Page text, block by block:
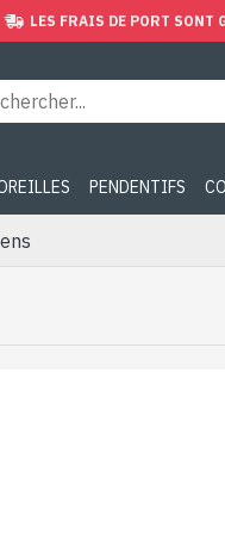
LES FRAIS DE PORT
PENDENTIFS